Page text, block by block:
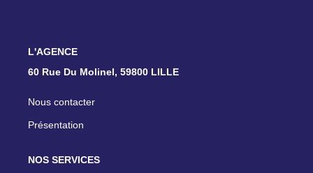
L'AGENCE
60 Rue Du Molinel, 59800 LILLE
Nous contacter
Présentation
NOS SERVICES